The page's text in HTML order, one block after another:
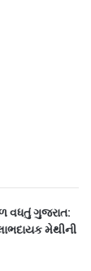
વધતું ગુજરાત:
મેથીની